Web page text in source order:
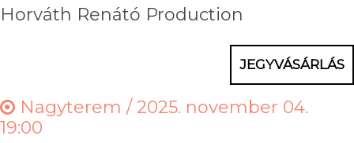
Horváth Renátó Production
JEGYVÁSÁRLÁS
Nagyterem /2025. november 04.
19:00